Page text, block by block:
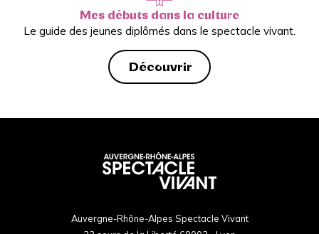
Mes débuts dans la culture
Le guide des jeunes diplômés dans le spectacle vivant.
Découvrir
Auvergne-Rhône-Alpes Spectacle Vivant